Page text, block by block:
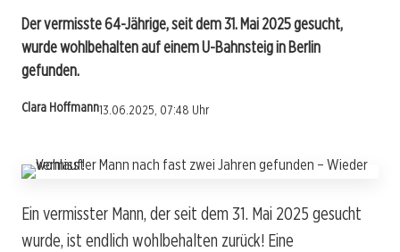
Der vermisste 64-Jährige, seit dem 31. Mai 2025 gesucht,
wurde wohlbehalten auf einem U-Bahnsteig in Berlin
gefunden.
Clara Hoffmann13.06.2025, 07:48 Uhr
Ein vermisster Mann, der seit dem 31. Mai 2025 gesucht
wurde, ist endlich wohlbehalten zurück! Eine